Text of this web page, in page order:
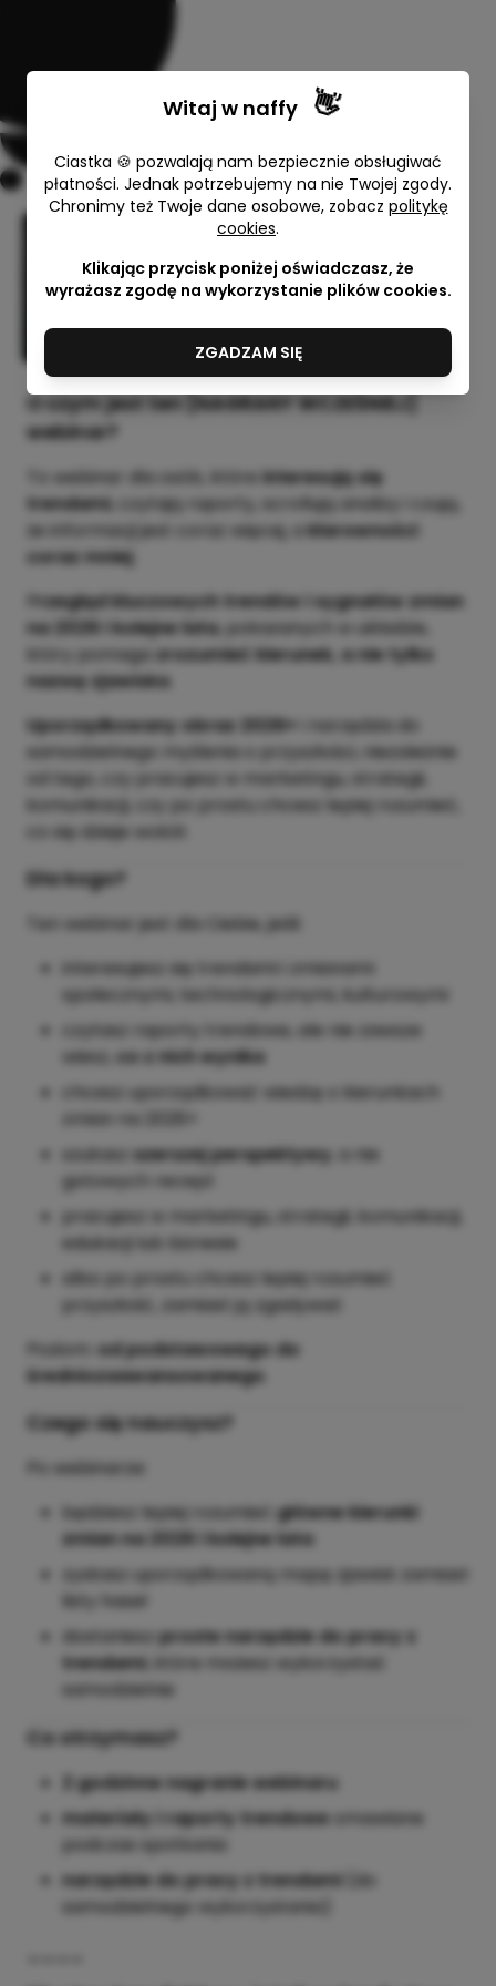
Kalejdoskop trendów
strategicznych 2026
Anna Ledwoń-Blacha
O czym jest ten [NAGRANY WCZEŚNIEJ]
webinar?
To webinar dla osób, które interesują się
trendami , czytają raporty, scrollują analizy i czują,
że informacji jest coraz więcej, a klarowności
coraz mniej
rzegląd kluczowych trendów i sygnałów zmian
na 2026 i kolejne lata, pokazanych w układzie,
który pomaga zrozumieć kierunek, a nie tylko
nazwę zjawiska
Uporządkowany obraz 2026+
i narzędzia do
samodzielnego myślenia o przyszłości, niezależnie
od tego, czy pracujesz w marketingu, strategii,
komunikacji, czy po prostu chcesz lepiej rozumieć,
co się dzieje wokół.
Dla kogo?
Ten webinar jest dla Ciebie, jeśli:
interesujesz się trendami i zmianami
społecznymi, technologicznymi, kulturowymi
czytasz raporty trendowe, ale nie zawsze
wiesz, co z nich wynika
chcesz uporządkować wiedzę o kierunkach
zmian na 2026+
szukasz szerszej perspektywy , a nie
gotowych recept
pracujesz w marketingu, strategii, komunikacji,
edukacji lub biznesie
albo po prostu chcesz lepiej rozumieć
przyszłość, zamiast ją zgadywać
Poziom: od podstawowego do
średniozaawansowanego
Czego się nauczysz?
Po webinarze:
będziesz lepiej rozumieć główne kierunki
zmian na 2026 i kolejne lata
zyskasz uporządkowaną mapę zjawisk zamiast
listy haseł
dostanieszproste narzędzie do pracy z
trendami , które możesz wykorzystać
samodzielnie
Co otrzymasz?
2 godzinne nagranie webinaru
materiały i raporty trendowe omawiane
podczas spotkania
narzędzie do pracy z trendami (do
samodzielnego wykorzystania)
Witaj w naffy 👋
Ciastka 🍪 pozwalają nam bezpiecznie obsługiwać
płatności. Jednak potrzebujemy na nie Twojej zgody.
Chronimy też Twoje dane osobowe, zobacz politykę
cookies.
Klikając przycisk poniżej oświadczasz, że
wyrażasz zgodę na wykorzystanie plików cookies.
ZGADZAM SIĘ